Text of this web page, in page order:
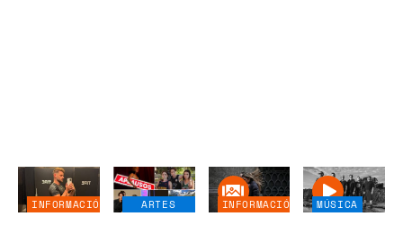
INFORMACIÓN
ARTES
INFORMACIÓN
MÚSICA